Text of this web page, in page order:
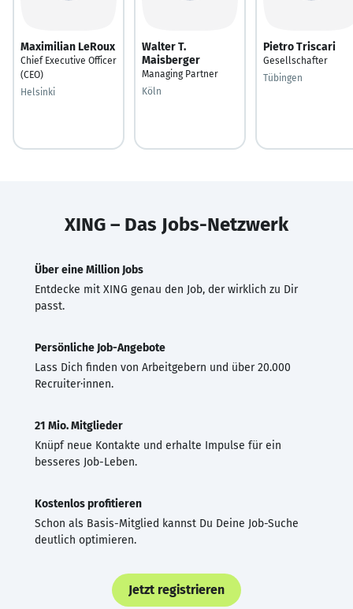
Maximilian LeRoux
Chief Executive Officer
(CEO)
Helsinki
Walter T.
Maisberger
Managing Partner
Köln
Pietro Triscari
Gesellschafter
Tübingen
XING – Das Jobs-Netzwerk
Über eine Million Jobs
Entdecke mit XING genau den Job, der wirklich zu Dir
passt.
Persönliche Job-Angebote
Lass Dich finden von Arbeitgebern und über 20.000
Recruiter·innen.
21 Mio. Mitglieder
Knüpf neue Kontakte und erhalte Impulse für ein
besseres Job-Leben.
Kostenlos profitieren
Schon als Basis-Mitglied kannst Du Deine Job-Suche
deutlich optimieren.
Jetzt registrieren